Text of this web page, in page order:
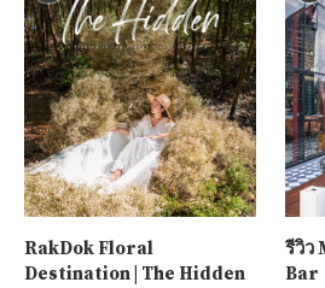
RakDok Floral
Destination | The Hidden
รีวิว
Bar